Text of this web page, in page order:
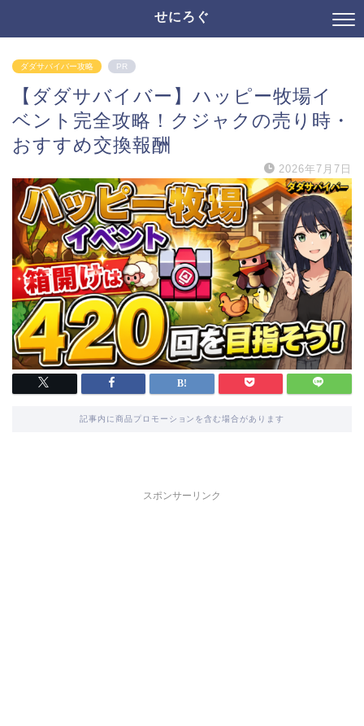
せにろぐ
ダダサバイバー攻略 PR
【ダダサバイバー】ハッピー牧場イ
ベント完全攻略！クジャクの売り時・
おすすめ交換報酬
2026年7月7日
記事内に商品プロモーションを含む場合があります
スポンサーリンク